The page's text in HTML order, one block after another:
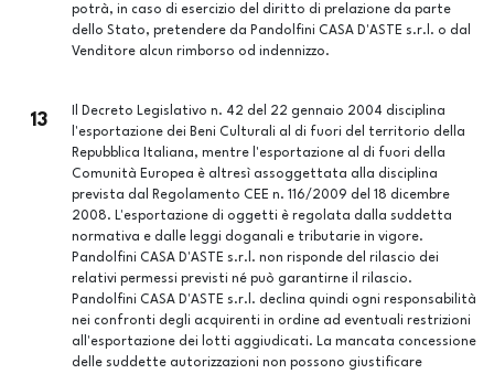
potrà, in caso di esercizio del diritto di prelazione da parte
dello Stato, pretendere da Pandolfini CASA D'ASTE s.r.l. o dal
Venditore alcun rimborso od indennizzo.
13
l'esportazione dei Beni Culturali al di fuori del territorio della
Repubblica Italiana, mentre l'esportazione al di fuori della
Comunità Europea è altresì assoggettata alla disciplina
prevista dal Regolamento CEE n. 116/2009 del 18 dicembre
2008. L'esportazione di oggetti è regolata dalla suddetta
normativa e dalle leggi doganali e tributarie in vigore.
Pandolfini CASA D'ASTE s.r.l. non risponde del rilascio dei
relativi permessi previsti né può garantirne il rilascio.
Pandolfini CASA D'ASTE s.r.l. declina quindi ogni responsabilità
nei confronti degli acquirenti in ordine ad eventuali restrizioni
all'esportazione dei lotti aggiudicati. La mancata concessione
delle suddette autorizzazioni non possono giustificare